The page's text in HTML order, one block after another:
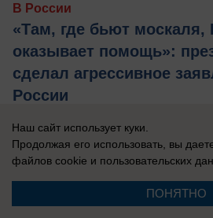
В России
«Там, где бьют
оказывает помощь»:
сделал агрессивное
России
Захарова: Это пример
русофобии», которая
способности».
Наш сайт использует куки.
Продолжая его использовать, вы
файлов cookie и пользовательских
ПОНЯТНО